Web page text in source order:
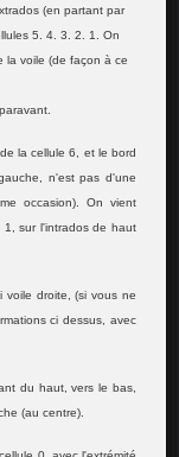
(en partant par
5. 4. 3. 2. 1. On
la voile (de façon à ce
la cellule 6, et le bord
n'est pas d'une
occasion). On vient
sur l'intrados de haut
voile droite, (si vous ne
ci dessus, avec
du haut, vers le bas,
(au centre).